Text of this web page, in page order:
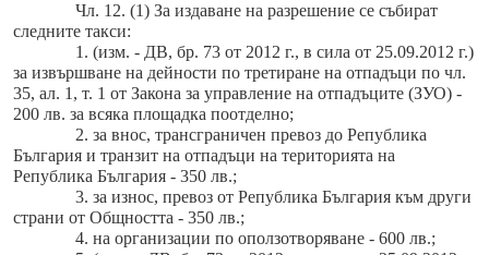
Чл. 12. (1) За издаване на разрешение се събират
следните такси:
1. (изм. - ДВ, бр. 73 от 2012 г., в сила от 25.09.2012 г.)
за извършване на дейности по третиране на отпадъци по чл.
35, ал. 1, т. 1 от Закона за управление на отпадъците (ЗУО) -
200 лв. за всяка площадка поотделно;
2. за внос, трансграничен превоз до Република
България и транзит на отпадъци на територията на
Република България - 350 лв.;
3. за износ, превоз от Република България към други
страни от Общността - 350 лв.;
4. на организации по оползотворяване - 600 лв.;